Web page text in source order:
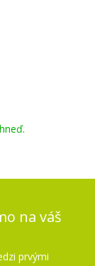
na váš
prvými